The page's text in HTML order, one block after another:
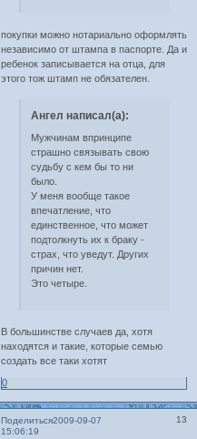
покупки можно нотариально оформлять
независимо от штампа в паспорте. Да и
ребенок записывается на отца, для
этого тож штамп не обязателен.
Ангел написал(а):
Мужчинам впринципе
страшно связывать свою
судьбу с кем бы то ни
было.
У меня вообще такое
впечатление, что
единственное, что может
подтолкнуть их к браку -
страх, что уведут. Других
причин нет.
Это четыре.
В большинстве случаев да, хотя
находятся и такие, которые семью
создать все таки хотят
0
Поделиться 13
2009-09-07
15:06:19